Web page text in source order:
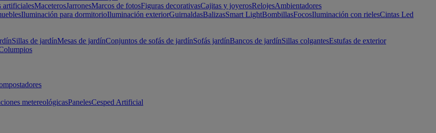
artificialesMaceterosJarronesMarcos de fotosFiguras decorativasCajitas y joyerosRelojesAmbientadores
Iluminación para dormitorioIluminación exteriorGuirnaldasBalizasSmart LightBombillasFocosIluminación con rielesCintas Led
Sillas de jardínMesas de jardínConjuntos de sofás de jardínSofás jardínBancos de jardínSillas colgantesEstufas de exterior
metereológicasPanelesCesped Artificial